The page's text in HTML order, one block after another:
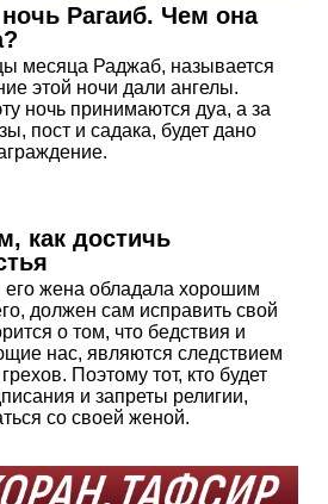
Рагаиб. Чем она
месяца Раджаб, называется
этой ночи дали ангелы.
ночь принимаются дуа, а за
пост и садака, будет дано
как достичь
его жена обладала хорошим
должен сам исправить свой
о том, что бедствия и
нас, являются следствием
Поэтому тот, кто будет
и запреты религии,
со своей женой.